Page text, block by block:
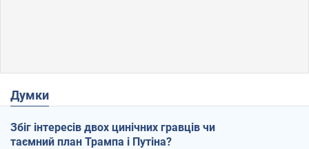
Думки
Збіг інтересів двох цинічних гравців чи
таємний план Трампа і Путіна?